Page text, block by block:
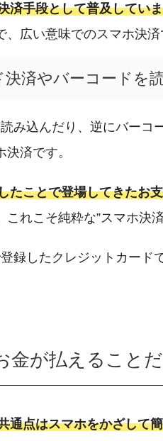
済手段として普及してい
広い意味でのスマホ決済
済やバーコードを
み込んだり、逆にバーコ
済です。
たことで登場してきたお
れこそ純粋な”スマホ決済
録したクレジットカード
金が払えること
通点はスマホをかざして